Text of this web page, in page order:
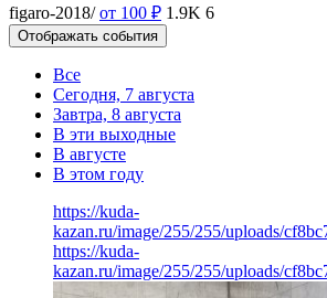
figaro-2018/ от 100 ₽ 1.9K 6
Отображать события
Все
Сегодня, 7 августа
Завтра, 8 августа
В эти выходные
В августе
В этом году
https://kuda-
kazan.ru/image/255/255/uploads/
https://kuda-
kazan.ru/image/255/255/uploads/